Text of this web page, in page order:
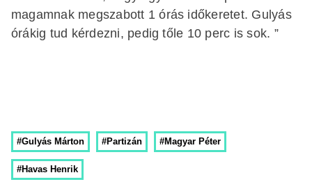
magamnak megszabott 1 órás időkeretet. Gulyás
órákig tud kérdezni, pedig tőle 10 perc is sok. ”
#Gulyás Márton #Partizán #Magyar Péter
#Havas Henrik